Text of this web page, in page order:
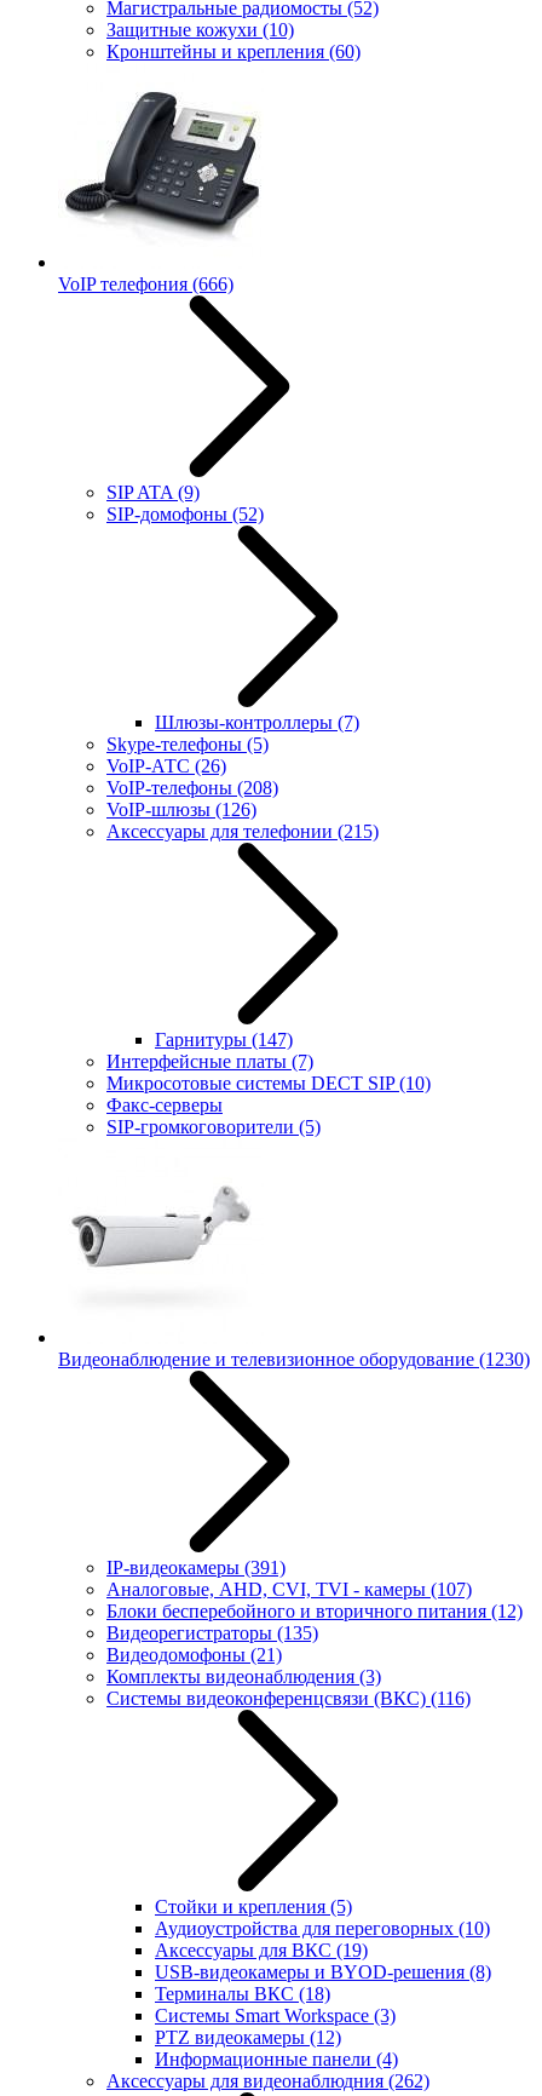
Магистральные радиомосты (52)
Защитные кожухи (10)
Кронштейны и крепления (60)
VoIP телефония (666)
SIP ATA (9)
SIP-домофоны (52)
Шлюзы-контроллеры (7)
Skype-телефоны (5)
VoIP-АТС (26)
VoIP-телефоны (208)
VoIP-шлюзы (126)
Аксессуары для телефонии (215)
Гарнитуры (147)
Интерфейсные платы (7)
Микросотовые системы DECT SIP(10)
Факс-серверы
SIP-громкоговорители (5)
Видеонаблюдение и телевизионное оборудование (1230)
IP-видеокамеры (391)
Аналоговые, AHD, CVI, TVI - камеры (107)
Блоки бесперебойного и вторичного питания (12)
Видеорегистраторы (135)
Видеодомофоны (21)
Комплекты видеонаблюдения (3)
Системы видеоконференцсвязи (ВКС) (116)
Стойки и крепления (5)
Аудиоустройства для переговорных (10)
Аксессуары для ВКС (19)
USB-видеокамеры и BYOD-решения (8)
Терминалы ВКС (18)
Системы Smart Workspace (3)
PTZ видеокамеры (12)
Информационные панели (4)
Аксессуары для видеонаблюдния (262)